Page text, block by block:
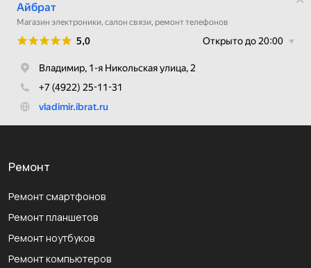
Ремонт
Ремонт смартфонов
Ремонт планшетов
Ремонт ноутбуков
Ремонт компьютеров